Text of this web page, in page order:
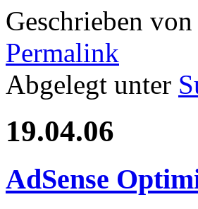
Geschrieben
Permalink
Abgelegt unter
19.04.06
AdSense